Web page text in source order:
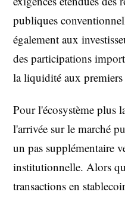
publiques
également aux
des participations
la liquidité aux premiers
Pour l'écosystème plus
l'arrivée sur le marché
un pas supplémentaire
institutionnelle. Alors
transactions en